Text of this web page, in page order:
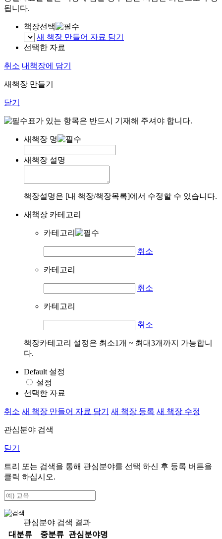
됩니다.
책장선택
새 책장 만들어 자료 담기
선택한 자료
취소 내책장에 담기
새책장 만들기
닫기
표가 있는 항목은 반드시 기재해 주셔야 합니다.
새책장 명
새책장 설명
책장설명은 [내 책장/책장목록]에서 수정할 수 있습니다.
새책장 카테고리
카테고리
취소
카테고리
취소
카테고리
취소
책장카테고리 설정은 최소1개 ~ 최대3개까지 가능합니
다.
Default 설정
설정
선택한 자료
취소 새 책장 만들어 자료 담기 새 책장 등록 새 책장 수정
관심분야 검색
닫기
트리 또는 검색을 통해 관심분야를 선택 하신 후 등록 버튼을
클릭 하십시오.
관심분야 검색 결과
대분류
중분류
관심분야명